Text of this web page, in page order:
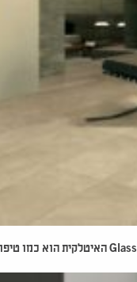
Glass האיטלקית הוא כמו